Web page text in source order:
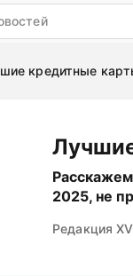
кредитные
2025, не
Редакция